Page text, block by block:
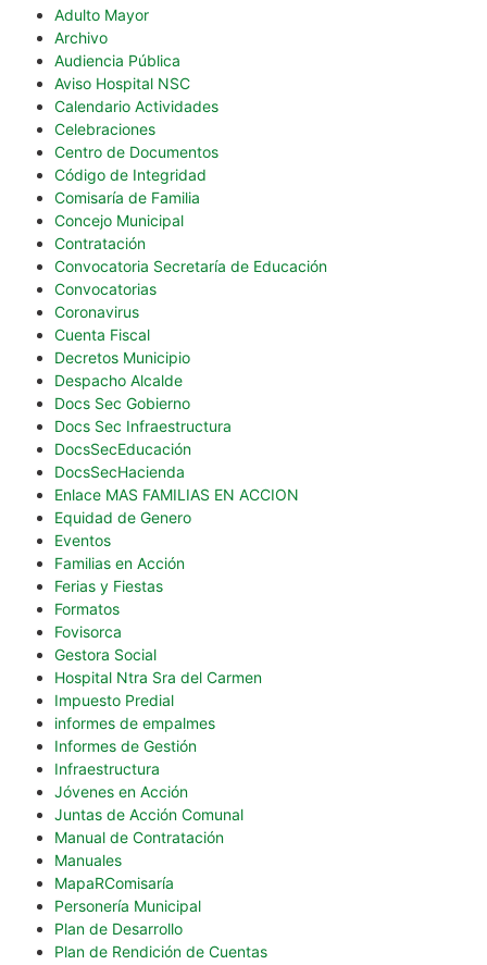
Adulto Mayor
Archivo
Audiencia Pública
Aviso Hospital NSC
Calendario Actividades
Celebraciones
Centro de Documentos
Código de Integridad
Comisaría de Familia
Concejo Municipal
Contratación
Convocatoria Secretaría de Educación
Convocatorias
Coronavirus
Cuenta Fiscal
Decretos Municipio
Despacho Alcalde
Docs Sec Gobierno
Docs Sec Infraestructura
DocsSecEducación
DocsSecHacienda
Enlace MAS FAMILIAS EN ACCION
Equidad de Genero
Eventos
Familias en Acción
Ferias y Fiestas
Formatos
Fovisorca
Gestora Social
Hospital Ntra Sra del Carmen
Impuesto Predial
informes de empalmes
Informes de Gestión
Infraestructura
Jóvenes en Acción
Juntas de Acción Comunal
Manual de Contratación
Manuales
MapaRComisaría
Personería Municipal
Plan de Desarrollo
Plan de Rendición de Cuentas